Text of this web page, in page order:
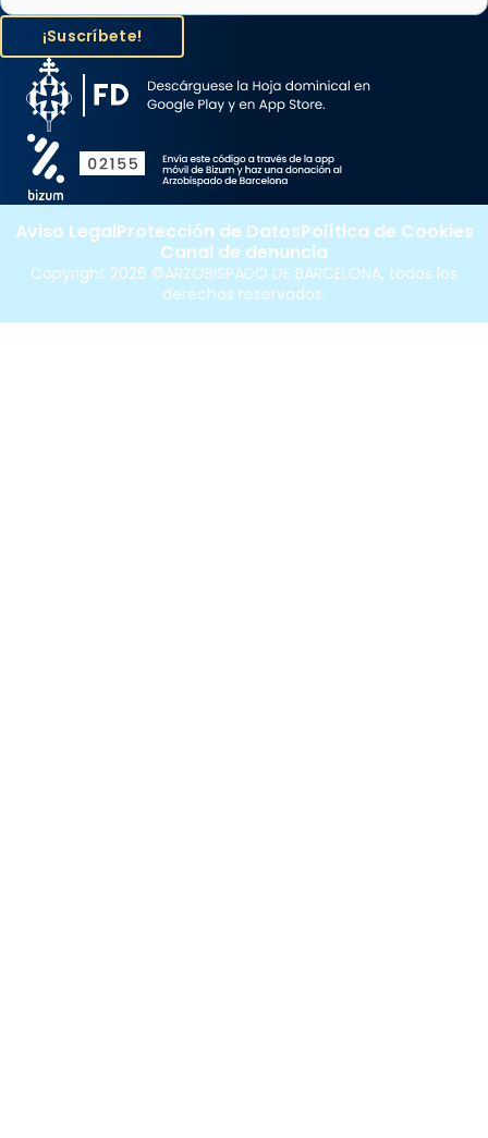
Copyright 2026 ©ARZOBISPADO DE BARCELONA, todos los
derechos reservados.
Aviso LegalProtección de DatosPolítica de Cookies
Canal de denuncia